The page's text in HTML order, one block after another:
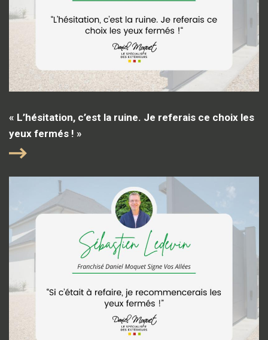
« L’hésitation, c’est la ruine. Je referais ce choix les
yeux fermés ! »